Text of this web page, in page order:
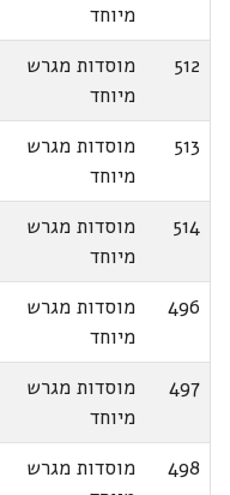
מיוחד
512
מוסדות מגרש
מיוחד
513
מוסדות מגרש
מיוחד
514
מוסדות מגרש
מיוחד
496
מוסדות מגרש
מיוחד
497
מוסדות מגרש
מיוחד
498
מוסדות מגרש